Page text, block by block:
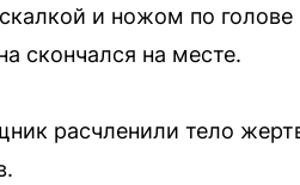
и ножом по голове
скончался на месте.
расчленили тело